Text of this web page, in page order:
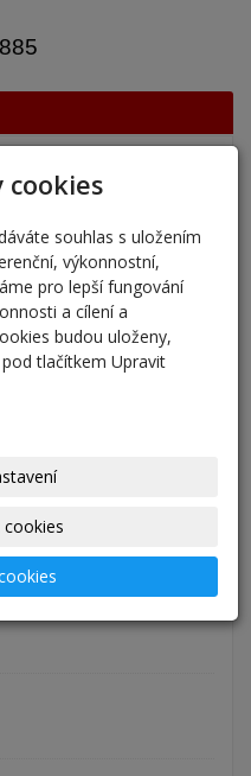
naši školu pro školní
roku 2025/2026
cookies
souhlas s uložením
výkonnostní,
pro lepší fungování
a cílení a
budou uloženy,
tlačítkem Upravit